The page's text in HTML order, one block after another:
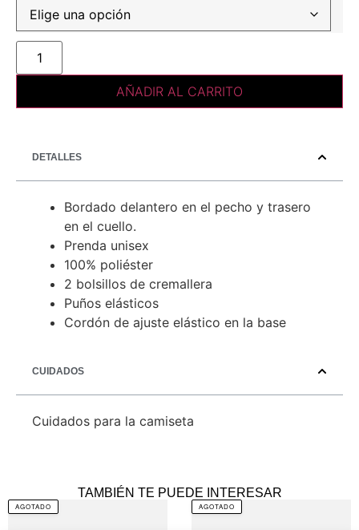
AÑADIR AL CARRITO
DETALLES
Bordado delantero en el pecho y trasero
en el cuello.
Prenda unisex
100% poliéster
2 bolsillos de cremallera
Puños elásticos
Cordón de ajuste elástico en la base
CUIDADOS
Cuidados para la camiseta
TAMBIÉN TE PUEDE INTERESAR
AGOTADO AGOTADO